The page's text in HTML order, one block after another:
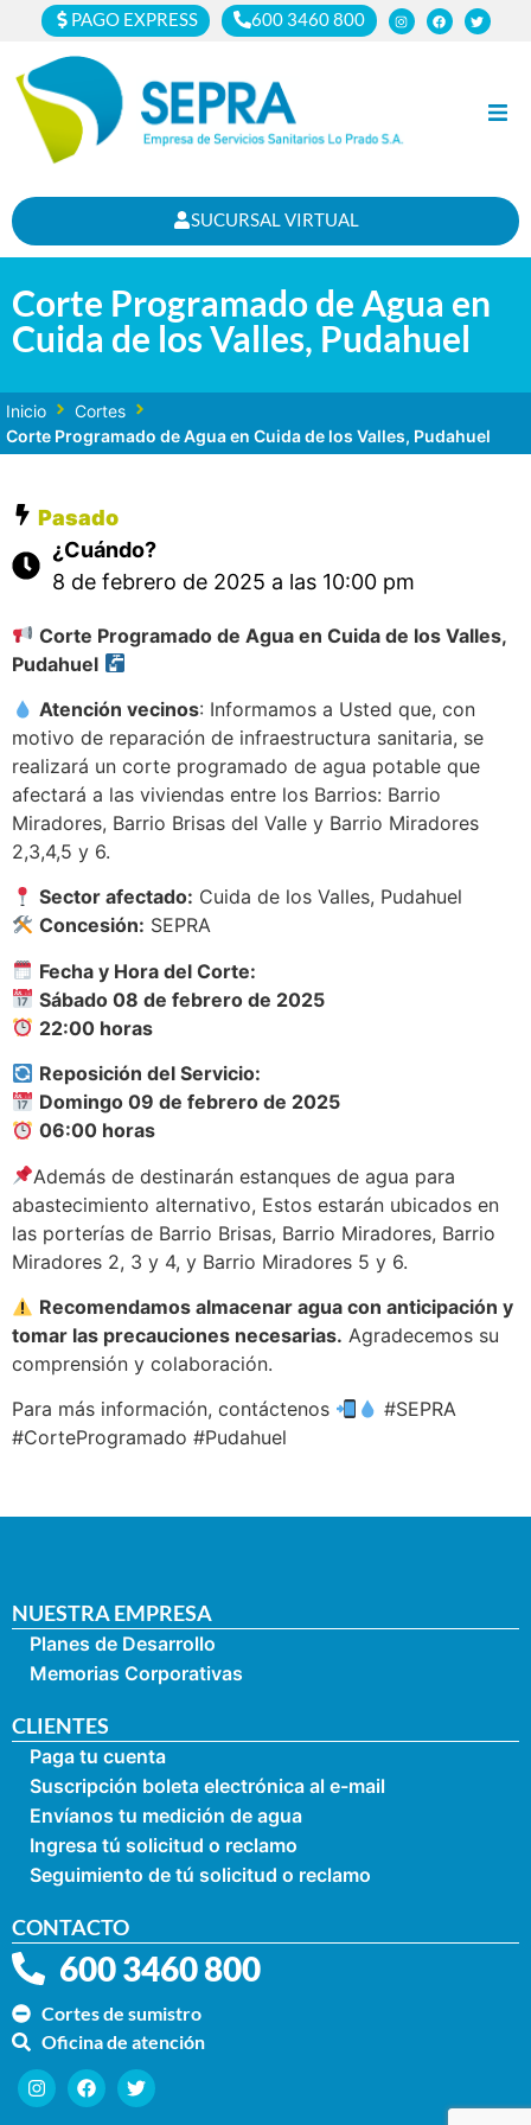
PAGO EXPRESS 600 3460 800
Clientes
Cortes
Noticias
SUCURSAL VIRTUAL
Corte Programado de Agua en
Cuida de los Valles, Pudahuel
Inicio
Cortes
Corte Programado de Agua en Cuida de los Valles, Pudahuel
Pasado
¿Cuándo?
8 de febrero de 2025 a las 10:00 pm
Corte Programado de Agua en Cuida de los Valles,
Pudahuel
Atención vecinos: Informamos a Usted que, con
motivo de reparación de infraestructura sanitaria, se
realizará un corte programado de agua potable que
afectará a las viviendas entre los Barrios: Barrio
Miradores, Barrio Brisas del Valle y Barrio Miradores
2,3,4,5 y 6.
Sector afectado: Cuida de los Valles, Pudahuel
Concesión: SEPRA
Fecha y Hora del Corte:
Sábado 08 de febrero de 2025
22:00 horas
Reposición del Servicio:
Domingo 09 de febrero de 2025
06:00 horas
Además de destinarán estanques de agua para
abastecimiento alternativo, Estos estarán ubicados en
las porterías de Barrio Brisas, Barrio Miradores, Barrio
Miradores 2, 3 y 4, y Barrio Miradores 5 y 6.
Recomendamos almacenar agua con anticipación y
tomar las precauciones necesarias. Agradecemos su
comprensión y colaboración.
Para más información, contáctenos
#SEPRA
#CorteProgramado #Pudahuel
NUESTRA EMPRESA
Planes de Desarrollo
Memorias Corporativas
CLIENTES
Paga tu cuenta
Suscripción boleta electrónica al e-mail
Envíanos tu medición de agua
Ingresa tú solicitud o reclamo
Seguimiento de tú solicitud o reclamo
CONTACTO
600 3460 800
Cortes de sumistro
Oficina de atención